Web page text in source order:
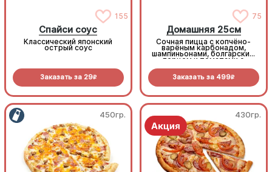
155
Спайси соус
Классический японский
острый соус
Заказать за 29R
75
Домашняя 25см
Сочная пицца с копчёно-
варёным карбонадом,
шампиньонами, болгарским
перцем и томатами с
Заказать за 499R
450гр. 430гр.